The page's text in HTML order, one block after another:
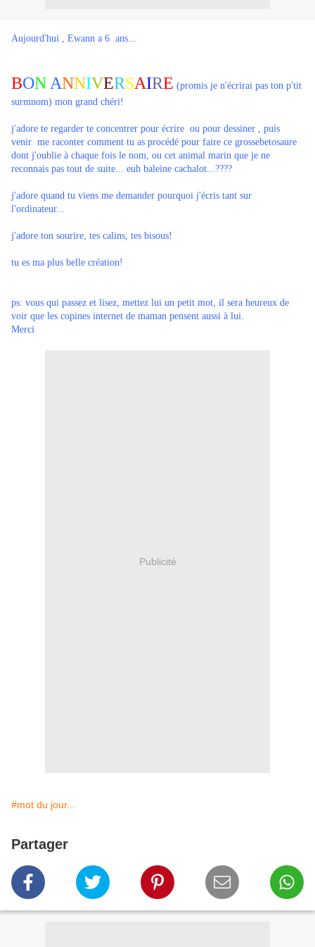
Aujourd'hui , Ewann a 6 ans...
BON ANNIVERSAIRE (promis je n'écrirai pas ton p'tit
surmnom) mon grand chéri!
j'adore te regarder te concentrer pour écrire ou pour dessiner , puis
venir me raconter comment tu as procédé pour faire ce grossebetosaure
dont j'oublie à chaque fois le nom, ou cet animal marin que je ne
reconnais pas tout de suite... euh baleine cachalot...????
j'adore quand tu viens me demander pourquoi j'écris tant sur
l'ordinateur...
j'adore ton sourire, tes calins, tes bisous!
tu es ma plus belle création!
ps: vous qui passez et lisez, mettez lui un petit mot, il sera heureux de
voir que les copines internet de maman pensent aussi à lui.
Merci
Publicité
#mot du jour...
Partager